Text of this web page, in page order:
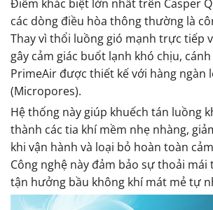
Điểm khác biệt lớn nhất trên Casper
các dòng điều hòa thông thường là
Thay vì thổi luồng gió mạnh trực tiếp
gây cảm giác buốt lạnh khó chịu,
PrimeAir được thiết kế với hàng ngàn
(Micropores).
Hệ thống này giúp khuếch tán luồng
thành các tia khí mềm nhẹ nhàng,
khi vận hành và loại bỏ hoàn toàn
Công nghệ này đảm bảo sự thoải mái
tận hưởng bầu không khí mát mẻ tự